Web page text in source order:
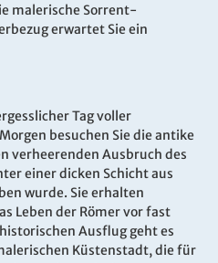
malerische Sorrent-
erwartet Sie ein
Tag voller
besuchen Sie die antike
verheerenden Ausbruch des
einer dicken Schicht aus
wurde. Sie erhalten
Leben der Römer vor fast
Ausflug geht es
Küstenstadt, die für